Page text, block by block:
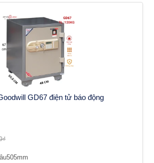
GD67 điện tử báo động